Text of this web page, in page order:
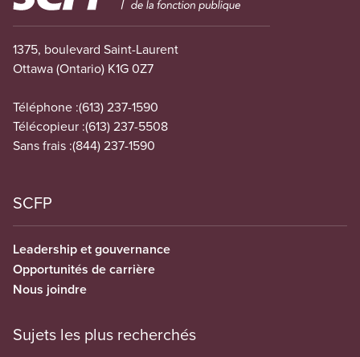
1375, boulevard Saint-Laurent
Ottawa (Ontario) K1G 0Z7
Téléphone :(613) 237-1590
Télécopieur :(613) 237-5508
Sans frais :(844) 237-1590
SCFP
Leadership et gouvernance
Opportunités de carrière
Nous joindre
Sujets les plus recherchés